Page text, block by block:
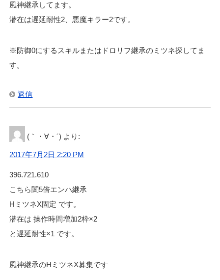
風神継承してます。
潜在は遅延耐性2、悪魔キラー2です。
※防御0にするスキルまたはドロリフ継承のミツネ探してま
す。
返信
(｀・∀・´) より:
2017年7月2日 2:20 PM
396.721.610
こちら闇5倍エンハ継承
HミツネX固定 です。
潜在は 操作時間増加2枠×2
と遅延耐性×1 です。
風神継承のHミツネX募集です